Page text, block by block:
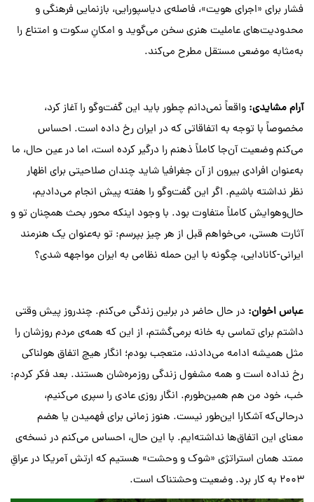
فشار برای «اجرای هویت»، فاصله‌ی دیاسپورایی، بازنمایی فرهنگی و
محدودیت‌های عاملیت هنری سخن می‌گوید و امکانِ سکوت و امتناع را
به‌مثابه موضعی مستقل مطرح می‌کند.
آراممشایدی: واقعاً نمی‌دانم چطور باید این گفت‌وگو را آغاز کرد،
مخصوصاً با توجه به اتفاقاتی که در ایران رخ داده است. احساس
می‌کنم وضعیت آن‌جا کاملاً ذهنم را درگیر کرده است، اما در عین حال، ما
به‌عنوان افرادی بیرون از آن جغرافیا شاید چندان صلاحیتی برای اظهار
نظر نداشته باشیم. اگر این گفت‌وگو را هفته پیش انجام می‌دادیم،
حال‌وهوایش کاملاً متفاوت بود. با وجود اینکه محور بحث همچنان تو و
آثارت هستی، می‌خواهم قبل از هر چیز بپرسم: تو به‌عنوان یک هنرمند
ایرانی-کانادایی، چگونه با این حمله نظامی به ایران مواجهه شدی؟
عباساخوان: در حال حاضر در برلین زندگی می‌کنم. چندروز پیش وقتی
داشتم برای تماسی به خانه برمی‌گشتم، از این که همه‌ی مردم روزشان را
مثل همیشه ادامه می‌دادند، متعجب بودم؛ انگار هیچ اتفاق هولناکی
رخ نداده است و همه مشغول زندگی روزمره‌شان هستند. بعد فکر کردم:
خب، خود من هم همین‌طورم. انگار روزی عادی را سپری می‌کنیم،
درحالی‌که آشکارا این‌طور نیست. هنوز زمانی برای فهمیدن یا هضم
معنای این اتفاق‌ها نداشته‌ایم. با این حال، احساس می‌کنم در نسخه‌ی
ممتد همان استراتژی «شوک و وحشت» هستیم که ارتش آمریکا در عراقِ
۲۰۰۳ به کار برد. وضعیت وحشتناک است.